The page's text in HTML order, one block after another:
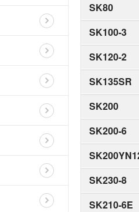
SK80
SK100-3
SK120-2
SK135SR
SK200
SK200-6
SK230-8
SK210-6E